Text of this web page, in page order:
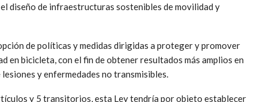
diseño de infraestructuras sostenibles de movilidad y
de políticas y medidas dirigidas a proteger y promover
en bicicleta, con el fin de obtener resultados más amplios en
y enfermedades no transmisibles.
y 5 transitorios, esta Ley tendría por objeto establecer